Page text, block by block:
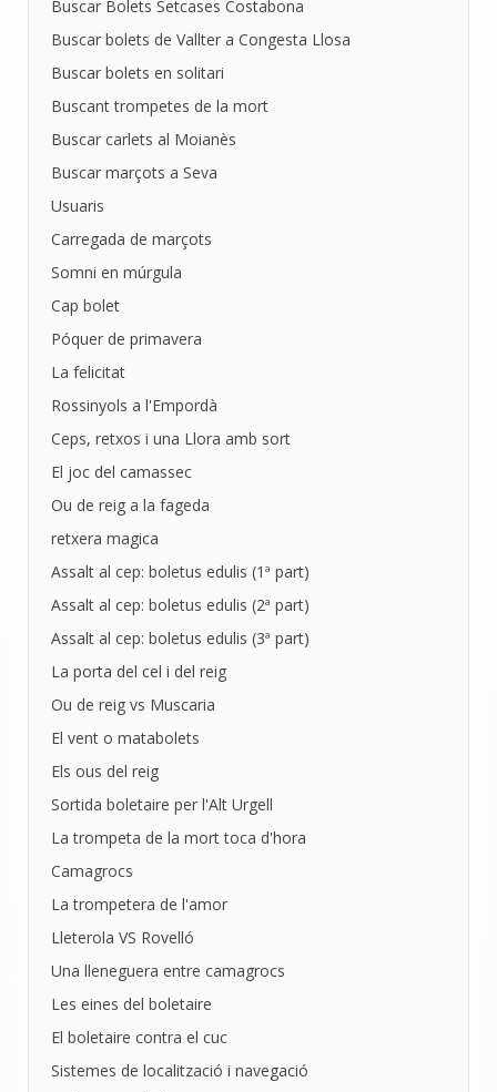
Buscar Bolets Setcases Costabona
Buscar bolets de Vallter a Congesta Llosa
Buscar bolets en solitari
Buscant trompetes de la mort
Buscar carlets al Moianès
Buscar marçots a Seva
Usuaris
Carregada de marçots
Somni en múrgula
Cap bolet
Póquer de primavera
La felicitat
Rossinyols a l'Empordà
Ceps, retxos i una Llora amb sort
El joc del camassec
Ou de reig a la fageda
retxera magica
Assalt al cep: boletus edulis (1ª part)
Assalt al cep: boletus edulis (2ª part)
Assalt al cep: boletus edulis (3ª part)
La porta del cel i del reig
Ou de reig vs Muscaria
El vent o matabolets
Els ous del reig
Sortida boletaire per l'Alt Urgell
La trompeta de la mort toca d'hora
Camagrocs
La trompetera de l'amor
Lleterola VS Rovelló
Una lleneguera entre camagrocs
Les eines del boletaire
El boletaire contra el cuc
Sistemes de localització i navegació